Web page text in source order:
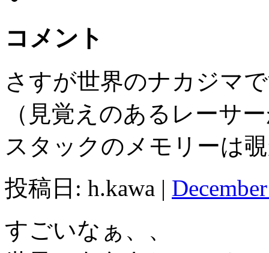
コメント
さすが世界のナカジマ
（見覚えのあるレーサ
スタックのメモリーは
投稿日: h.kawa |
すごいなぁ、、